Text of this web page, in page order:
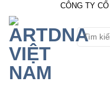
content
CÔNG TY